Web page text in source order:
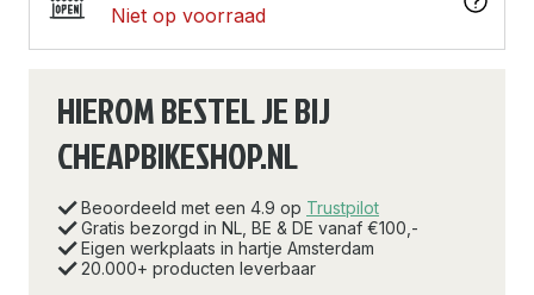
Niet op voorraad
HIEROM BESTEL JE BIJ
CHEAPBIKESHOP.NL
Beoordeeld met een 4.9 op Trustpilot
Gratis bezorgd in NL, BE & DE vanaf €100,-
Eigen werkplaats in hartje Amsterdam
20.000+ producten leverbaar